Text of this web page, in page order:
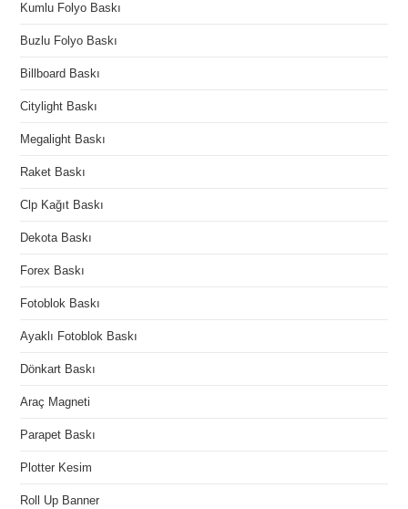
Kumlu Folyo Baskı
Buzlu Folyo Baskı
Billboard Baskı
Citylight Baskı
Megalight Baskı
Raket Baskı
Clp Kağıt Baskı
Dekota Baskı
Forex Baskı
Fotoblok Baskı
Ayaklı Fotoblok Baskı
Dönkart Baskı
Araç Magneti
Parapet Baskı
Plotter Kesim
Roll Up Banner